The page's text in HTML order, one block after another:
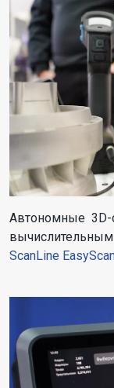
Автономные 3D-
ScanLine